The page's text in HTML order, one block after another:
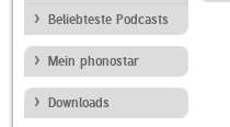
Beliebteste Podcasts
Mein phonostar
Downloads